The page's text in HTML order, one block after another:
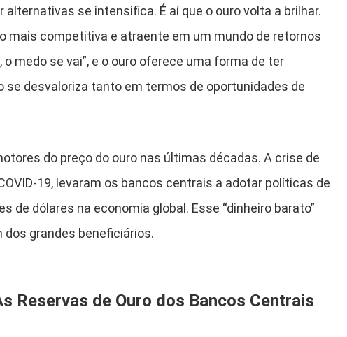
se intensifica. É aí que o ouro volta a brilhar.
mais competitiva e atraente em um mundo de retornos
medo se vai”, e o ouro oferece uma forma de ter
se desvaloriza tanto em termos de oportunidades de
do preço do ouro nas últimas décadas. A crise de
19, levaram os bancos centrais a adotar políticas de
de dólares na economia global. Esse “dinheiro barato”
dos grandes beneficiários.
Reservas de Ouro dos Bancos Centrais